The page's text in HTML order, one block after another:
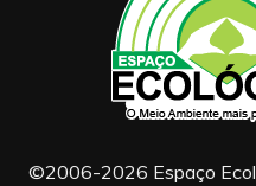
©2006-2026 Espaço